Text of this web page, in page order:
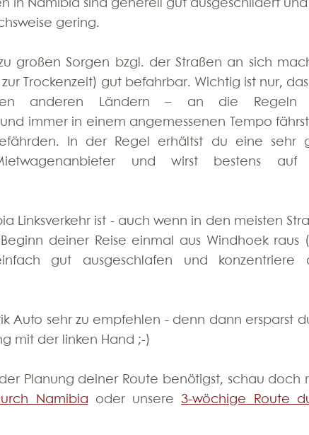
in Namibia sind generell gut ausgeschildert
gering.
großen Sorgen bzgl. der Straßen an sich
Trockenzeit) gut befahrbar. Wichtig ist nur,
anderen Ländern – an die Regeln
immer in einem angemessenen Tempo
In der Regel erhältst du eine sehr
und wirst bestens auf
Linksverkehr ist - auch wenn in den meisten
deiner Reise einmal aus Windhoek raus
gut ausgeschlafen und konzentriere
Auto sehr zu empfehlen - denn dann ersparst
mit der linken Hand ;-)
der Planung deiner Route benötigst, schau doch
Namibia oder unsere 3-wöchige Route